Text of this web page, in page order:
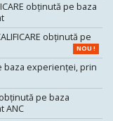
obținută pe baza
obținută pe
NOU !
baza experienței, prin
obținută pe baza
ANC